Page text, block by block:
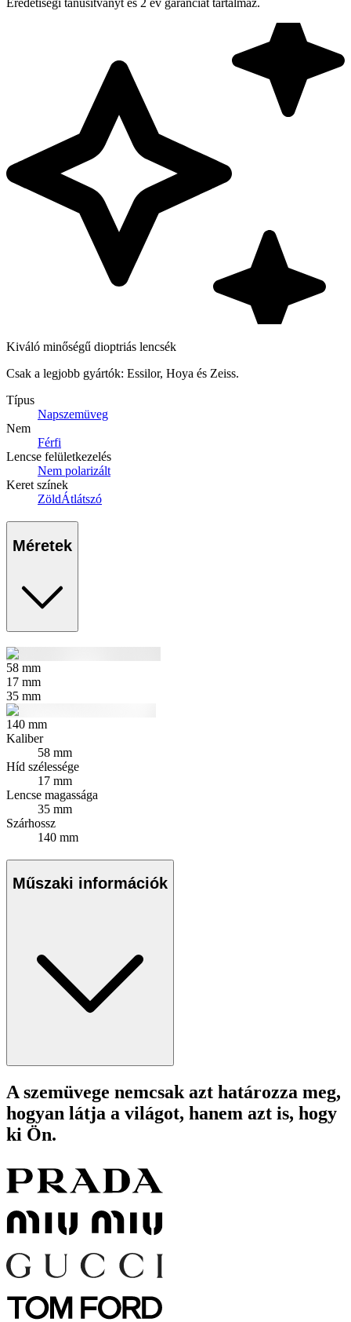
Eredetiségi tanúsítványt és 2 év garanciát tartalmaz.
Kiváló minőségű dioptriás lencsék
Csak a legjobb gyártók: Essilor, Hoya és Zeiss.
Típus
Napszemüveg
Nem
Férfi
Lencse felületkezelés
Nem polarizált
Keret színek
ZöldÁtlátszó
Méretek
58 mm
17 mm
35 mm
140 mm
Kaliber
58 mm
Híd szélessége
17 mm
Lencse magassága
35 mm
Szárhossz
140 mm
Műszaki információk
A szemüvege nemcsak azt határozza meg,
hogyan látja a világot, hanem azt is, hogy
ki Ön.